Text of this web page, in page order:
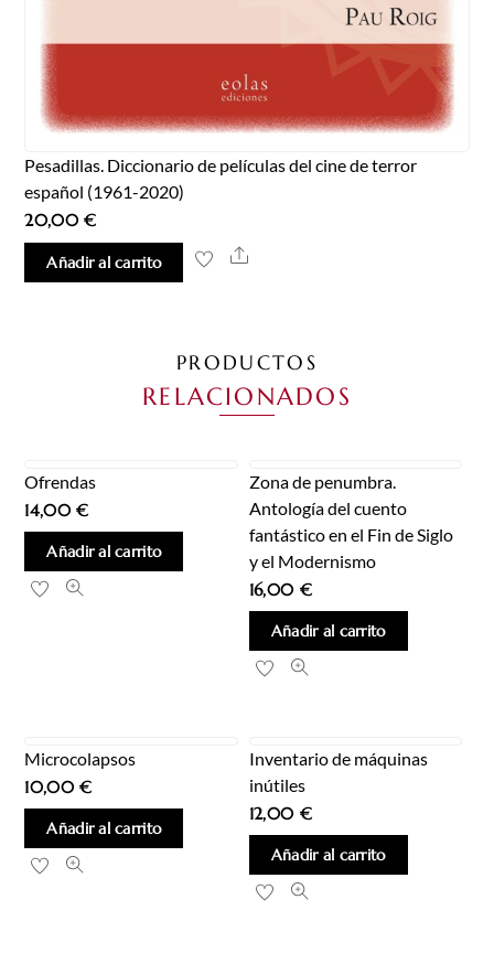
Pesadillas. Diccionario de películas del cine de terror
español (1961-2020)
20,00€
Añadir al carrito Share
PRODUCTOS
RELACIONADOS
Ofrendas
14,00€
Añadir al carrito
Zona de penumbra.
Antología del cuento
fantástico en el Fin de Siglo
y el Modernismo
16,00 €
Añadir al carrito
Microcolapsos
10,00€
Añadir al carrito
Inventario de máquinas
inútiles
12,00 €
Añadir al carrito